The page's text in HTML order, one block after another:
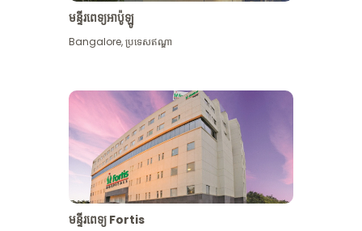
មើល​ច្រើន​ទៀត
មន្ទីរពេទ្យអាប៉ូឡូ
Bangalore,ប្រទេសឥណ្ឌា
មន្ទីរពេទ្យ Fortis